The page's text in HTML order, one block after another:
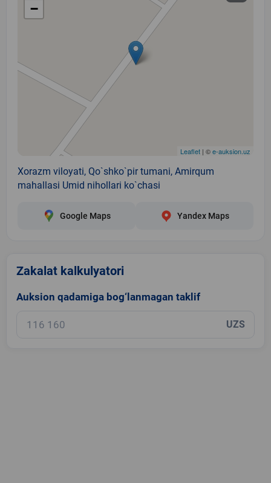
−
Leaflet | ©e-auksion.uz
Xorazm viloyati, Qo`shko`pir tumani, Amirqum
mahallasi Umid nihollari ko`chasi
Google Maps Yandex Maps
Zakalat kalkulyatori
Auksion qadamiga bog‘lanmagan taklif
UZS